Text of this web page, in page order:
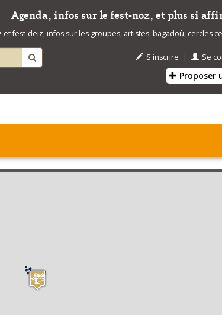
Agenda, infos sur le fest-noz, et plus si
fest-deiz, infos sur les groupes, artistes, bagadoù, cercles
S'inscrire | Se
Proposer